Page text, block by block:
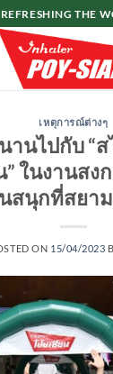
REFRESHING THE
เหตุการณ์ต่างๆ
านไปกับ “
” ในงานสง
สนุกที่สยา
ON 15/04/2023